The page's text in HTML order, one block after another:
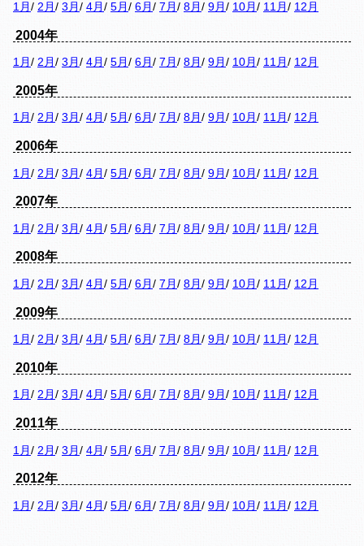
1月 / 2月 / 3月 / 4月 / 5月 / 6月 / 7月 / 8月 / 9月 / 10月 / 11月 / 12月
2004年
1月 / 2月 / 3月 / 4月 / 5月 / 6月 / 7月 / 8月 / 9月 / 10月 / 11月 / 12月
2005年
1月 / 2月 / 3月 / 4月 / 5月 / 6月 / 7月 / 8月 / 9月 / 10月 / 11月 / 12月
2006年
1月 / 2月 / 3月 / 4月 / 5月 / 6月 / 7月 / 8月 / 9月 / 10月 / 11月 / 12月
2007年
1月 / 2月 / 3月 / 4月 / 5月 / 6月 / 7月 / 8月 / 9月 / 10月 / 11月 / 12月
2008年
1月 / 2月 / 3月 / 4月 / 5月 / 6月 / 7月 / 8月 / 9月 / 10月 / 11月 / 12月
2009年
1月 / 2月 / 3月 / 4月 / 5月 / 6月 / 7月 / 8月 / 9月 / 10月 / 11月 / 12月
2010年
1月 / 2月 / 3月 / 4月 / 5月 / 6月 / 7月 / 8月 / 9月 / 10月 / 11月 / 12月
2011年
1月 / 2月 / 3月 / 4月 / 5月 / 6月 / 7月 / 8月 / 9月 / 10月 / 11月 / 12月
2012年
1月 / 2月 / 3月 / 4月 / 5月 / 6月 / 7月 / 8月 / 9月 / 10月 / 11月 / 12月